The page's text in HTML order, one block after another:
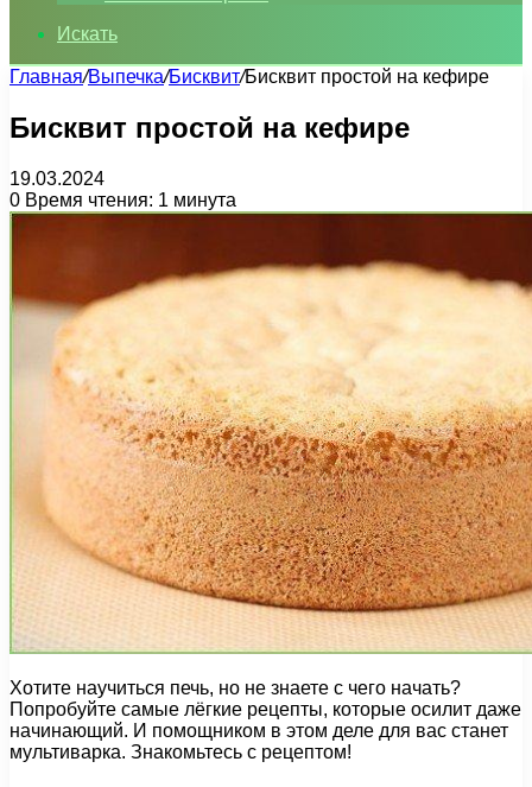
Искать
Главная/Выпечка/Бисквит/Бисквит простой на кефире
Бисквит простой на кефире
19.03.2024
0 Время чтения: 1 минута
Хотите научиться печь, но не знаете с чего начать?
Попробуйте самые лёгкие рецепты, которые осилит даже
начинающий. И помощником в этом деле для вас станет
мультиварка. Знакомьтесь с рецептом!